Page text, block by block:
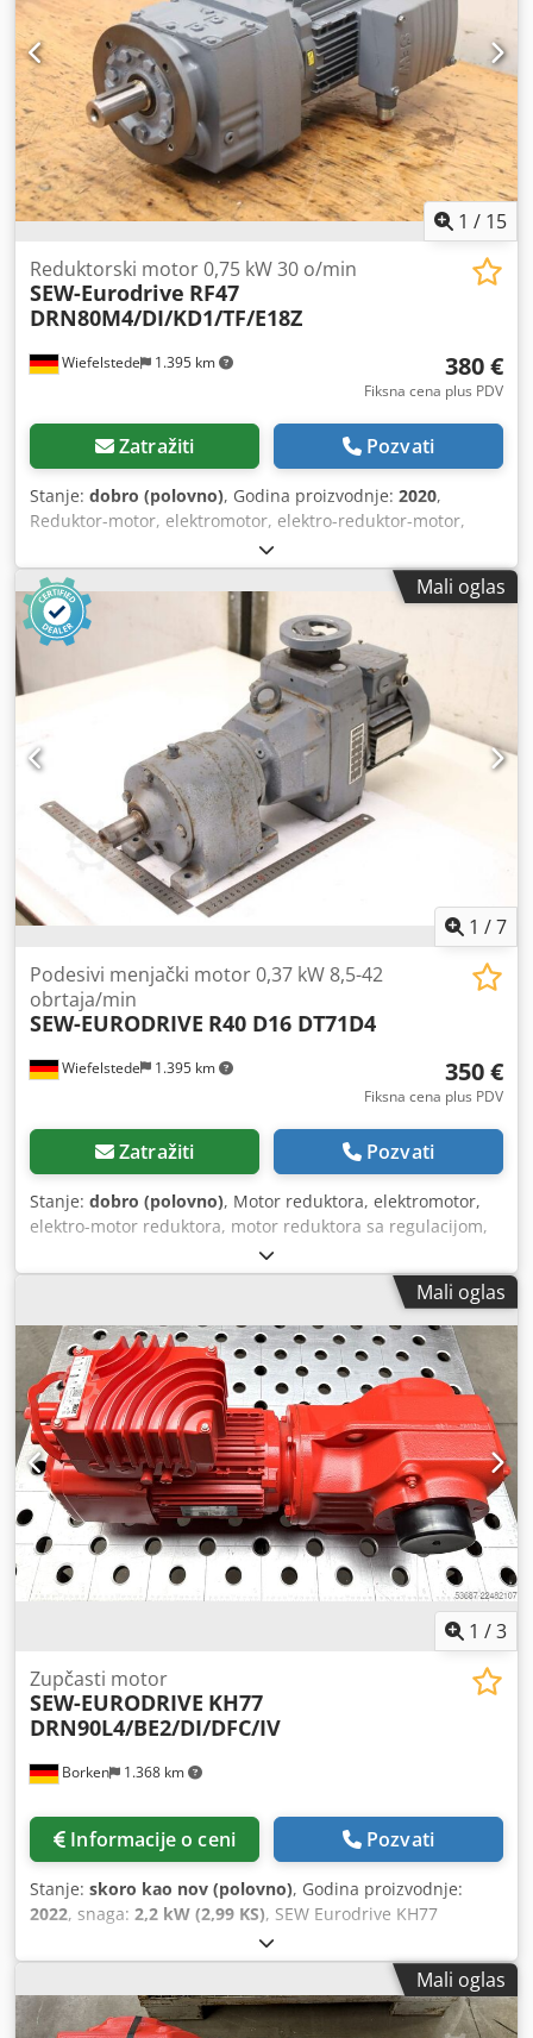
1 / 15
Wiefelstede 1.395 km
Reduktorski motor 0,75 kW 30 o/min
SEW-Eurodrive RF47
DRN80M4/DI/KD1/TF/E18Z
380 €
Fiksna cena plus PDV
Zatražiti Pozvati
Stanje: dobro (polovno), Godina proizvodnje: 2020,
Reduktor-motor, elektromotor, elektro-reduktor-motor,
čeoni reduktor-motor -Proizvođač: SEW-Eurodrive, čeoni
reduktor-motor -Tip: RF47 DRN80M4/DI/KD1/TF/E18Z i
47,75 -Obrtaji: 30 o/min -Snaga: 0,75 kW -Vratilo: Ø 30 x 60
mm -Stepen zaštite: IP54 -Količina: 4x reduktor-motora na
lageru -Cena: po komadu -Dimenzije: 510/230/V200 mm
Chsdpfexl Sbnjx Agqoa -Težina: 28 kg/kom.
Mali oglas
1 /7
Wiefelstede 1.395 km
Podesivi menjački motor 0,37 kW 8,5-42
obrtaja/min
SEW-EURODRIVE R40 D16 DT71D4
350 €
Fiksna cena plus PDV
Zatražiti Pozvati
Stanje: dobro (polovno), Motor reduktora, elektromotor,
elektro-motor reduktora, motor reduktora sa regulacijom,
motor reduktora sa promenljivim prenosnim odnosom -
Proizvođač: SEW Eurodrive, motor reduktora sa regulacijom
-Tip: R40 D16 DT71D4 -Snaga motora: 0,37 kW -Regulisan
raspon brzine: 8,5-42 o/min -Pogonska osovina: Ø25 x 50
mm -Konstrukcija: B3 Chodpszrfbzofx Agqja -Stepen
zaštite: IP54 -Dimenzije: 595/160/V290 mm -Težina: 28,4 kg
Mali oglas
1 /3
Borken 1.368 km
Zupčasti motor
SEW-EURODRIVE KH77
DRN90L4/BE2/DI/DFC/IV
Informacije o ceni Pozvati
Stanje: skoro kao nov (polovno), Godina proizvodnje:
2022, snaga: 2,2 kW (2,99 KS), SEW Eurodrive KH77
DRN90L4/BE2/DI/DFC/IV Proizvođač: SEW Eurodrive Tip:
KH77 DRN90L4/BE2/DI/DFC/IV Serijski broj:
01.8125801513.0001.22 Tehnički podaci Decentralizovani
pretvarač: DFC20A-0055-503-A-T00-001/B Brzina pogona
Mali oglas